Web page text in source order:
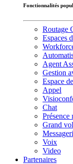
Fonctionnalités
Routage
Espaces
Agent
Gestion
Espace
Appel
Chat
Présence
Grand
Voix
Video
Partenaires